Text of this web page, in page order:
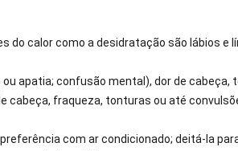
do calor como a desidratação são lábios e
apatia; confusão mental), dor de
cabeça, fraqueza, tonturas ou até
com ar condicionado; deitá-la